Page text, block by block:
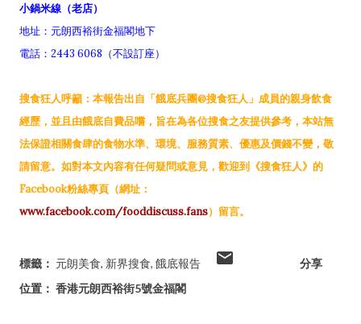
小鍋米線（老店）
地址：元朗西裕街金福閣地下
電話：2443 6068（不設訂座）
搜食狂人呼籲：本報告出自「餓底兵團@搜食狂人」成員的親身飲食
經歷，並且由餓底自費品嚐，旨在為各位搜食之友提供參考，本站無
法保證相關食肆的食物水準、環境、服務質素、優惠及價錢不變，敬
請留意。如對本文內容有任何疑問或意見，歡迎到《搜食狂人》的
Facebook粉絲專頁（網址：
www.facebook.com/fooddiscuss.fans）留言。
標籤： 元朗美食 新界搜食 餓底報告
位置： 香港元朗西裕街5號金福閣
分享